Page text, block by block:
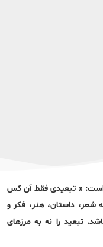
آمده است: « تبعیدی فقط آن کس
شعر، داستان، هنر، فکر و
تبعید را نه به مرزهای